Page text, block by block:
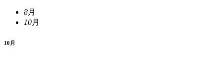
8月
10月
10 月